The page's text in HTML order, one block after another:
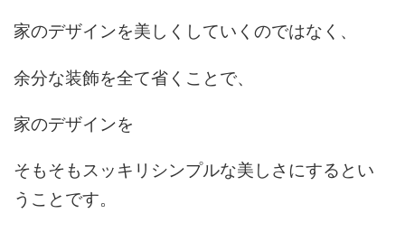
家のデザインを美しくしていくのではなく、
余分な装飾を全て省くことで、
家のデザインを
そもそもスッキリシンプルな美しさにするとい
うことです。